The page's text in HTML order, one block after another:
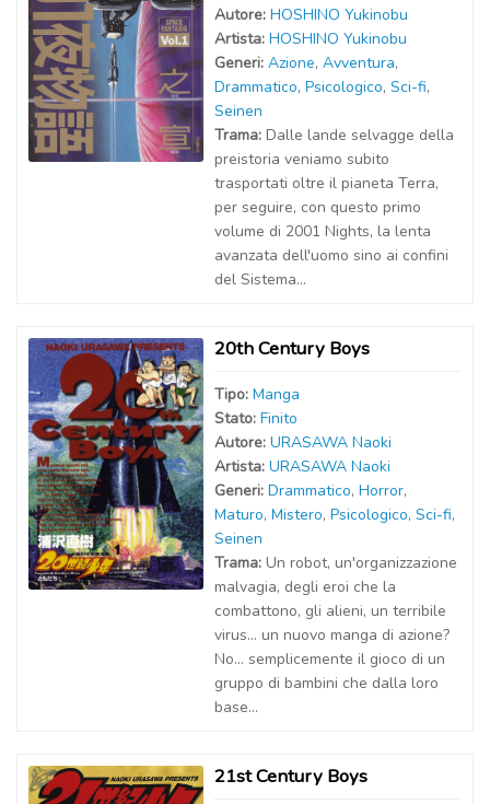
Autore: HOSHINO Yukinobu
Artista: HOSHINO Yukinobu
Generi: Azione, Avventura,
Drammatico, Psicologico, Sci-fi,
Seinen
Trama: Dalle lande selvagge della
preistoria veniamo subito
trasportati oltre il pianeta Terra,
per seguire, con questo primo
volume di 2001 Nights, la lenta
avanzata dell'uomo sino ai confini
del Sistema...
20th Century Boys
Tipo: Manga
Stato: Finito
Autore: URASAWA Naoki
Artista: URASAWA Naoki
Generi: Drammatico, Horror,
Maturo, Mistero, Psicologico, Sci-fi,
Seinen
Trama: Un robot, un'organizzazione
malvagia, degli eroi che la
combattono, gli alieni, un terribile
virus... un nuovo manga di azione?
No... semplicemente il gioco di un
gruppo di bambini che dalla loro
base...
21st Century Boys